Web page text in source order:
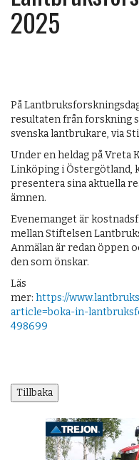
2025
På
resultaten från forskning
svenska lantbrukare, via
Under en heldag på
Linköping i
presentera sina aktuella
ämnen.
Evenemanget är
mellan Stiftelsen
Anmälan är redan öppen
den som önskar.
Läs
mer: https://
article=boka-in-
498699
Tillbaka